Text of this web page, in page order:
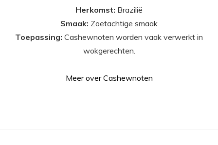
Herkomst: Brazilië
Smaak: Zoetachtige smaak
Toepassing: Cashewnoten worden vaak verwerkt in
wokgerechten.
Meer over Cashewnoten